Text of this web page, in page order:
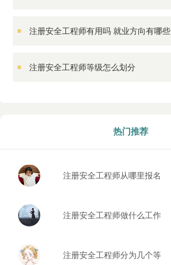
注册安全工程师有用吗 就业方向有哪些
注册安全工程师等级怎么划分
热门推荐
注册安全工程师从哪里报名
注册安全工程师做什么工作
注册安全工程师分为几个等